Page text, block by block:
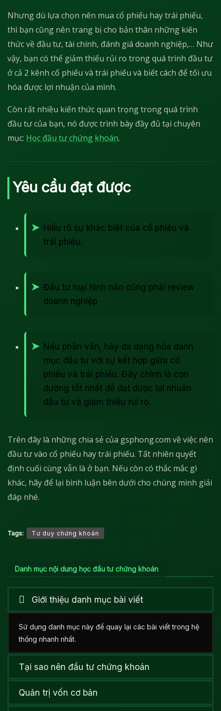
Nhưng dù lựa chọn nên mua cổ phiếu hay trái phiếu,
thì bạn cũng nên trang bị cho bản thân những kiến
thức về đầu tư, tài chính, đánh giá doanh nghiệp,… Như
vậy, bạn có thể giảm thiểu rủi ro trong quá trình đầu tư
ở cả 2 kênh cổ phiếu và trái phiếu và biết cách để tối ưu
hóa được lợi nhuận của mình.
Còn rất nhiều kiến thức quan trọng trong quá trình
đầu tư của bạn, nó được trình bày đầy đủ tại chuyên
mục: Học đầu tư chứng khoán.
Yêu cầu đạt được
Hiểu rõ sự khác biệt của cổ phiếu và
trái phiếu.
Đầu tư loại hình nào cũng phải review
doanh nghiệp
Nếu phân vân, hãy đa dạng hóa danh
mục đầu tư với sự kết hợp giữa cổ
phiếu và trái phiếu. Đây chính là con
đường tốt nhất để đạt được lợi nhuận
đầu tư và giảm thiểu rủi ro.
Trên đây là những chia sẻ của gsphong.com về việc nên
đầu tư vào cổ phiếu hay trái phiếu. Tất nhiên quyết
định cuối cùng vẫn là ở bạn. Nếu còn có thắc mắc gì
khác, hãy để lại bình luận bên dưới cho chúng mình giải
đáp nhé.
Tags: Tư duy chứng khoán
Danh mục nội dung học đầu tư chứng khoán
Giới thiệu danh mục bài viết
Sử dụng danh mục này để quay lại các bài viết trong hệ
thống nhanh nhất.
Tại sao nên đầu tư chứng khoán
Quản trị vốn cơ bản